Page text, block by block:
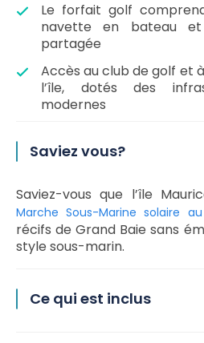
Le forfait golf
navette en bateau
partagée
Accès au club de golf et
l’île, dotés des
modernes
Saviez vous?
Saviez-vous que l’île
Marche Sous-Marine solaire
récifs de Grand Baie sans
style sous-marin.
Ce qui est inclus